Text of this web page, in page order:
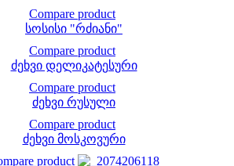
Compare product
სოსისი "რძიანი"
Compare product
ძეხვი დელიკატესური
Compare product
ძეხვი რუსული
Compare product
ძეხვი მოსკოვური
product